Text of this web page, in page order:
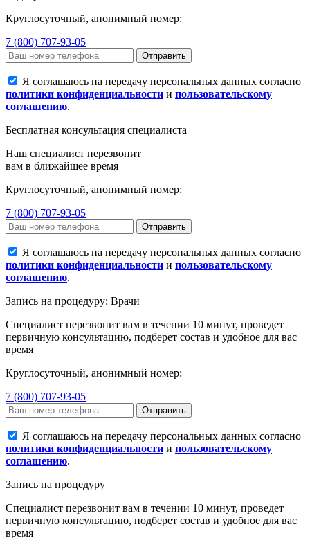
Круглосуточный, анонимный номер:
7 (800) 707-93-05
Отправить
Я соглашаюсь на передачу персональных данных согласно
политики конфиденциальности и пользовательскому
соглашению.
Бесплатная консультация специалиста
Наш специалист перезвонит
вам в ближайшее время
Круглосуточный, анонимный номер:
7 (800) 707-93-05
Отправить
Я соглашаюсь на передачу персональных данных согласно
политики конфиденциальности и пользовательскому
соглашению.
Запись на процедуру: Врачи
Специалист перезвонит вам в течении 10 минут, проведет
первичную консультацию, подберет состав и удобное для вас
время
Круглосуточный, анонимный номер:
7 (800) 707-93-05
Отправить
Я соглашаюсь на передачу персональных данных согласно
политики конфиденциальности и пользовательскому
соглашению.
Запись на процедуру
Специалист перезвонит вам в течении 10 минут, проведет
первичную консультацию, подберет состав и удобное для вас
время